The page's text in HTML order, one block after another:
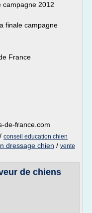
campagne 2012
finale campagne
France
de-france.com
/ conseil education chien
dressage chien / vente
de chiens